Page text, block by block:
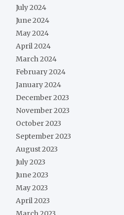
July 2024
June 2024
May 2024
April 2024
March 2024
February 2024
January 2024
December 2023
November 2023
October 2023
September 2023
August 2023
July 2023
June 2023
May 2023
April 2023